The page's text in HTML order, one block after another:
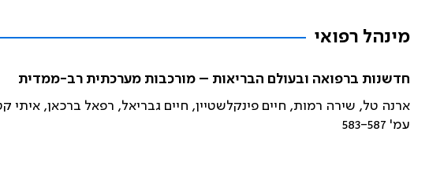
מינהל רפואי
חדשנות ברפואה ובעולם הבריאות – מורכבות מערכתית רב-ממדית
ארנה טל, שירה רמות, חיים פינקלשטיין, חיים גבריאל, רפאל ברכאן, איתי
עמ' 583-587